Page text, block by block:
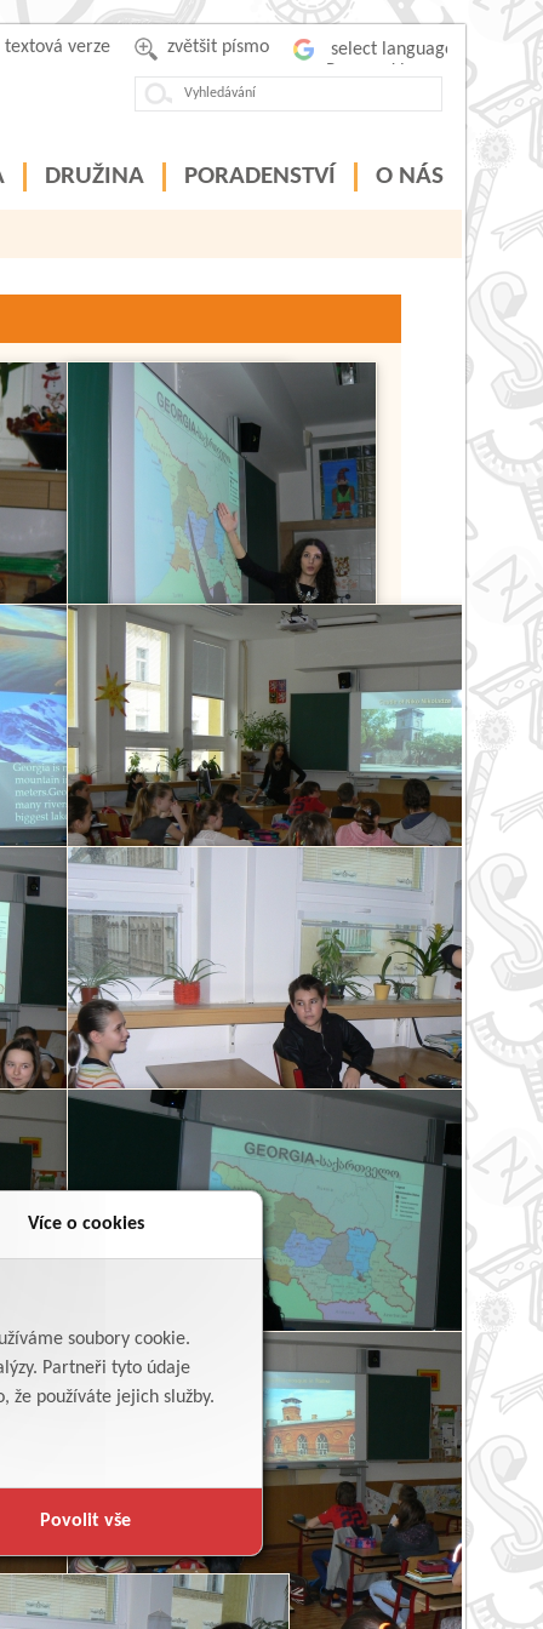
Více o cookies
soubory cookie.
Partneři tyto údaje
že používáte jejich služby.
Povolit vše
zvětšit písmo
textová verze
DRUŽINA PORADENSTVÍ O NÁS